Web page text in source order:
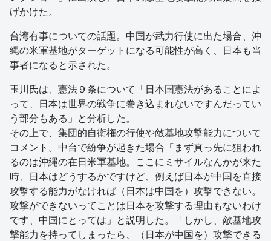
げかけた。
台湾有事についての話題。中国が武力行使に出た場合、沖
縄の米軍基地がターゲットになる可能性が高く、日本も当
事者になると示された。
玉川氏は、憲法９条について「日本国憲法があることによ
って、日本は世界の戦争に巻き込まれないですんだってい
う部分もある」と分析した。
その上で、集団的自衛権の行使や敵基地攻撃能力について
コメント。中台で紛争が起きた場合「まず真っ先に狙われ
るのは沖縄の在日米軍基地。ここにミサイルなんかが来た
時、日本はどうするかですけど、例えば日本が中国を直接
攻撃する能力がなければ（日本は中国を）攻撃できない。
攻撃ができないってことは日本を攻撃する理由もないわけ
です、中国にとっては」と説明した。「しかし、敵基地攻
撃能力を持ってしまったら、（日本が中国を）攻撃できる